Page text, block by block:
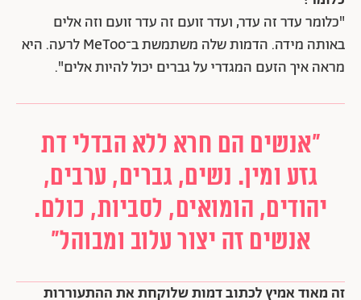
"כלומר עדר זה עדר, ועדר זועם זה עדר זועם וזה אלים
באותה מידה. הדמות שלה משתמשת ב־MeToo לרעה. היא
מראה איך הזעם המגדרי על גברים יכול להיות אלים".
"אנשים הם חרא ללא הבדלי דת
גזע ומין. נשים, גברים, ערבים,
יהודים, הומואים, לסביות, כולם.
אנשים זה יצור עלוב ומבוהל"
זה מאוד אמיץ לכתוב דמות שלוקחת את ההתעוררות